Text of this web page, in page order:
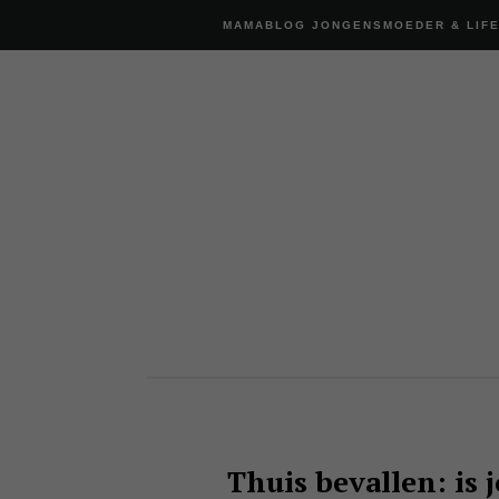
MAMABLOG JONGENSMOEDER &
Thuis bevallen: is